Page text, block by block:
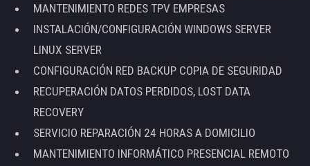
MANTENIMIENTO REDES TPV EMPRESAS
INSTALACIÓN/CONFIGURACIÓN WINDOWS SERVER
LINUX SERVER
CONFIGURACIÓN RED BACKUP COPIA DE SEGURIDAD
RECUPERACIÓN DATOS PERDIDOS, LOST DATA
RECOVERY
SERVICIO REPARACIÓN 24 HORAS A DOMICILIO
MANTENIMIENTO INFORMÁTICO PRESENCIAL REMOTO